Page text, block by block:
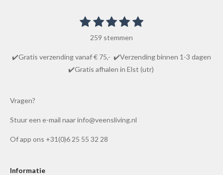
.
0
1
e
r
2
s
t
e
r
3
s
t
e
r
4
s
t
e
r
5
s
t
e
r
S
m
e
n
259 stemmen
✔️Gratis verzending vanaf € 75,- ✔️Verzending binnen 1-3 dagen
✔️Gratis afhalen in Elst (utr)
Vragen?
Stuur een e-mail naar info@veensliving.nl
Of app ons +31(0)6 25 55 32 28
Informatie